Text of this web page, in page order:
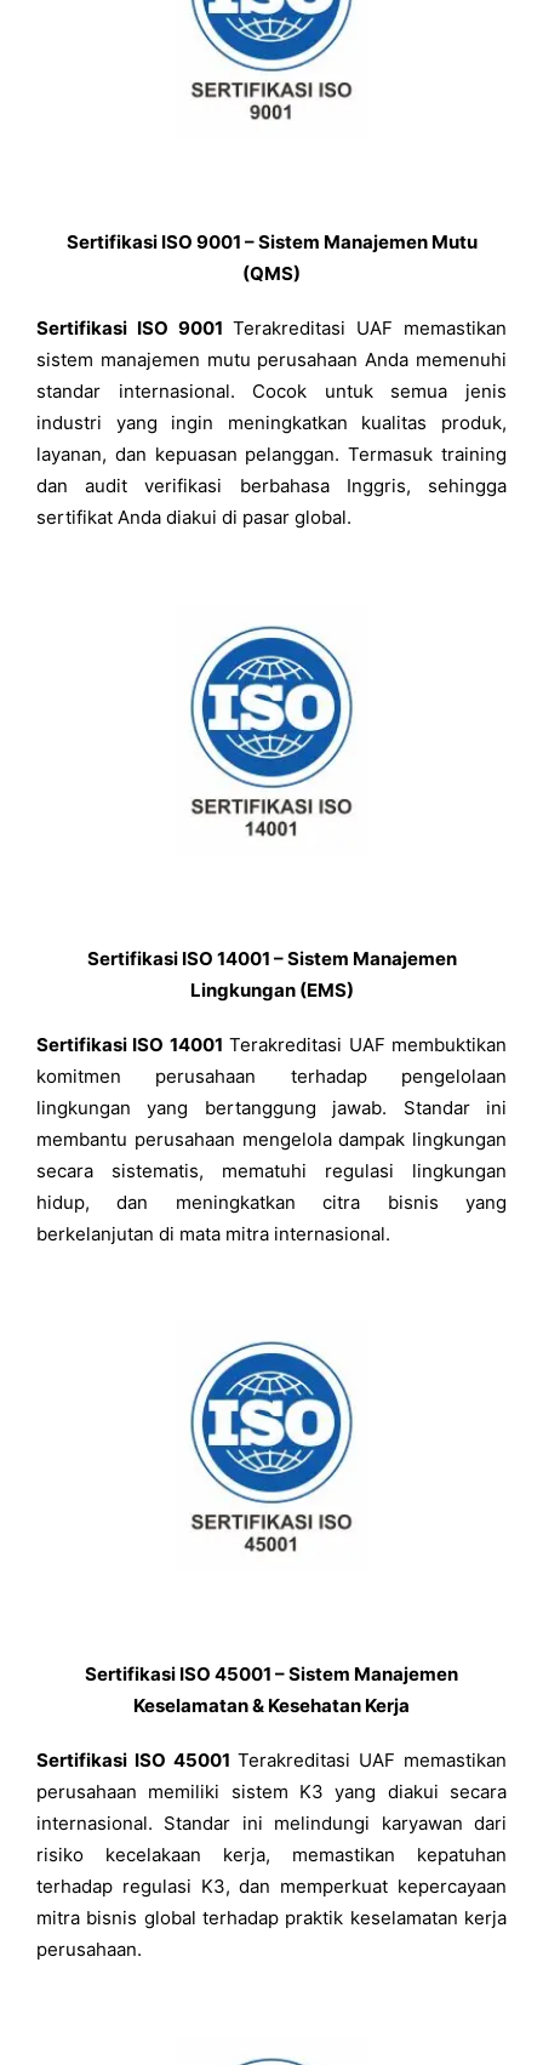
Sertifikasi ISO 9001 –Sistem Manajemen Mutu
(QMS)
Sertifikasi ISO 9001 Terakreditasi UAF memastikan
sistem manajemen mutu perusahaan Anda memenuhi
standar internasional. Cocok untuk semua jenis
industri yang ingin meningkatkan kualitas produk,
layanan, dan kepuasan pelanggan. Termasuk training
dan audit verifikasi berbahasa Inggris, sehingga
sertifikat Anda diakui di pasar global.
Sertifikasi ISO 14001 –Sistem Manajemen
Lingkungan (EMS)
Sertifikasi ISO 14001 Terakreditasi UAF membuktikan
komitmen perusahaan terhadap pengelolaan
lingkungan yang bertanggung jawab. Standar ini
membantu perusahaan mengelola dampak lingkungan
secara sistematis, mematuhi regulasi lingkungan
hidup, dan meningkatkan citra bisnis yang
berkelanjutan di mata mitra internasional.
Sertifikasi ISO 45001 – Sistem Manajemen
Keselamatan & Kesehatan Kerja
Sertifikasi ISO 45001 Terakreditasi UAF memastikan
perusahaan memiliki sistem K3 yang diakui secara
internasional. Standar ini melindungi karyawan dari
risiko kecelakaan kerja, memastikan kepatuhan
terhadap regulasi K3, dan memperkuat kepercayaan
mitra bisnis global terhadap praktik keselamatan kerja
perusahaan.